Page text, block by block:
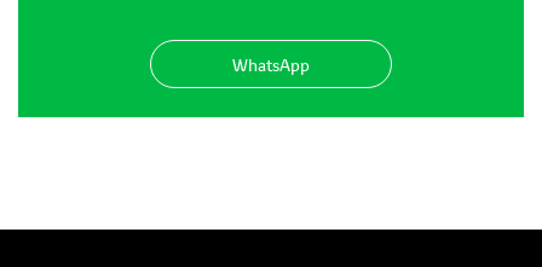
WhatsApp